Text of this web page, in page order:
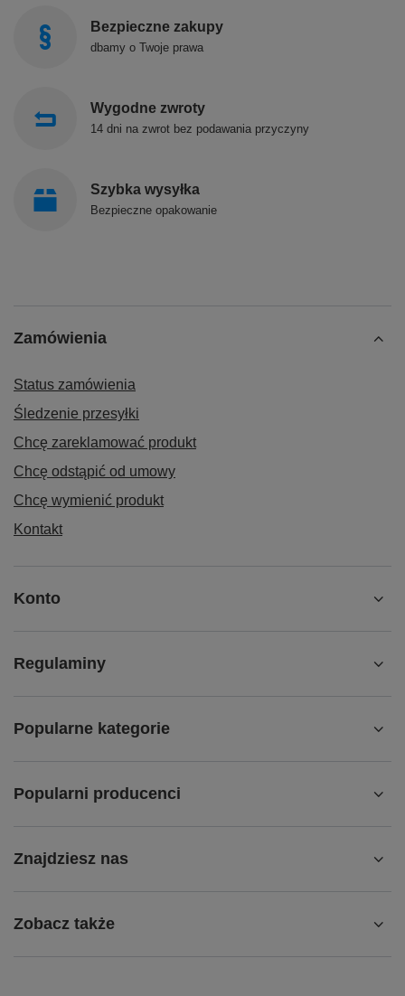
Bezpieczne zakupy
dbamy o Twoje prawa
Wygodne zwroty
14 dni na zwrot bez podawania przyczyny
Szybka wysyłka
Bezpieczne opakowanie
Zamówienia
Status zamówienia
Śledzenie przesyłki
Chcę zareklamować produkt
Chcę odstąpić od umowy
Chcę wymienić produkt
Kontakt
Konto
Regulaminy
Popularne kategorie
Popularni producenci
Znajdziesz nas
Zobacz także